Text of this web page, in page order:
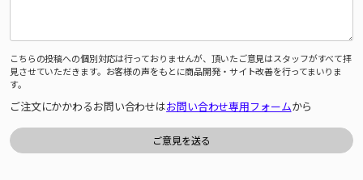
こちらの投稿への個別対応は行っておりませんが、頂いたご意見はスタッフがすべて拝
見させていただきます。お客様の声をもとに商品開発・サイト改善を行ってまいりま
す。
ご注文にかかわるお問い合わせはお問い合わせ専用フォームから